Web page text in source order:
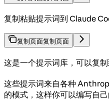
复制粘贴提示词到 Claude
复制页面复制页面
这是一个提示词库，可以复
这些提示词来自各种
的模式，这样你可以编写自己